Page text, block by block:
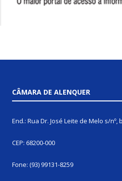
CÂMARA DE ALENQUER
End.: Rua Dr. José Leite de Melo s/
CEP: 68200-000
Fone: (93) 99131-8259